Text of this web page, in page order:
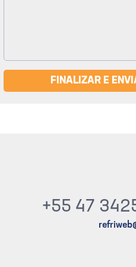
FINALIZAR E
+55 47